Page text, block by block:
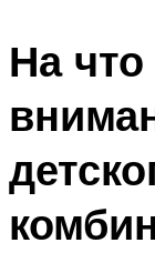
На